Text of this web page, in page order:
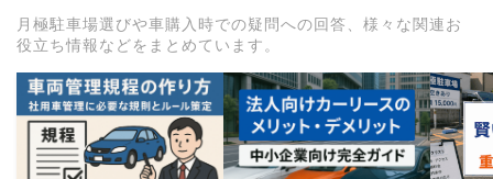
月極駐車場選びや車購入時での疑問への回答、様々な関連お
役立ち情報などをまとめています。